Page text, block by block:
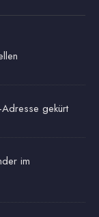
gekürt
im